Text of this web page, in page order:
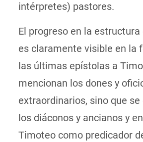
intérpretes) pastores.
El progreso en la
es claramente visible en la
las últimas epístolas a
mencionan los dones y
extraordinarios, sino que
los diáconos y ancianos y
Timoteo como predicador